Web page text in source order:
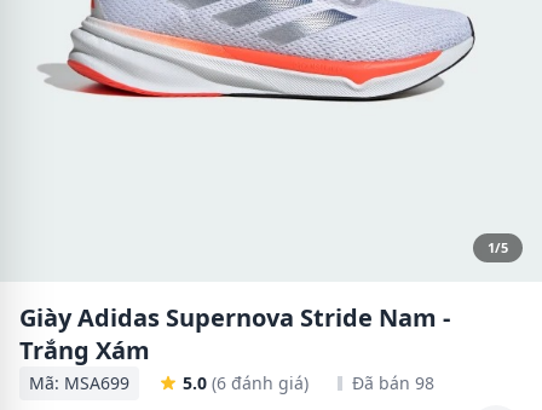
1/5
Giày Adidas Supernova Stride Nam -
Trắng Xám
Mã: MSA699 5.0 (6 đánh giá) Đã bán 98